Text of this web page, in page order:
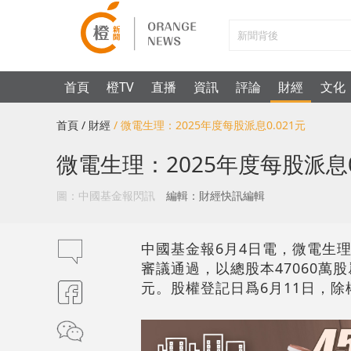
首頁 橙TV 直播 資訊 評論 財經 文化
首頁 / 財經 / 微電生理：2025年度每股派息0.021元
微電生理：2025年度每股派
圖：中國基金報閃訊 編輯：財經快訊編輯
中國基金報6月4日電，微電生
審議通過，以總股本47060萬
元。股權登記日爲6月11日，